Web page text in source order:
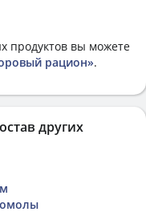
продуктов вы можете
рацион».
других